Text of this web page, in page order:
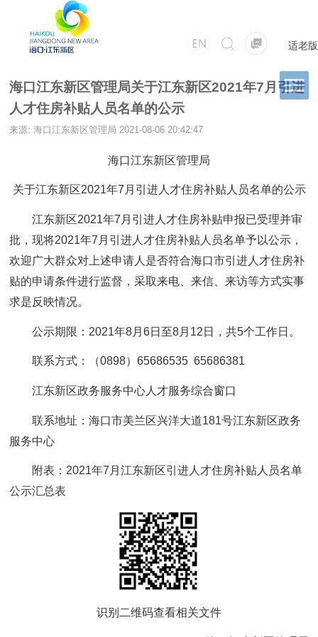
适老版
海口江东新区管理局关于江东新区2021年7月引进
人才住房补贴人员名单的公示
来源: 海口江东新区管理局 2021-08-06 20:42:47
海口江东新区管理局
关于江东新区2021年7月引进人才住房补贴人员名单的公示
江东新区2021年7月引进人才住房补贴申报已受理并审
批，现将2021年7月引进人才住房补贴人员名单予以公示，
欢迎广大群众对上述申请人是否符合海口市引进人才住房补
贴的申请条件进行监督，采取来电、来信、来访等方式实事
求是反映情况。
公示期限：2021年8月6日至8月12日，共5个工作日。
联系方式：（0898）65686535 65686381
江东新区政务服务中心人才服务综合窗口
联系地址：海口市美兰区兴洋大道181号江东新区政务
服务中心
附表：2021年7月江东新区引进人才住房补贴人员名单
公示汇总表
识别二维码查看相关文件